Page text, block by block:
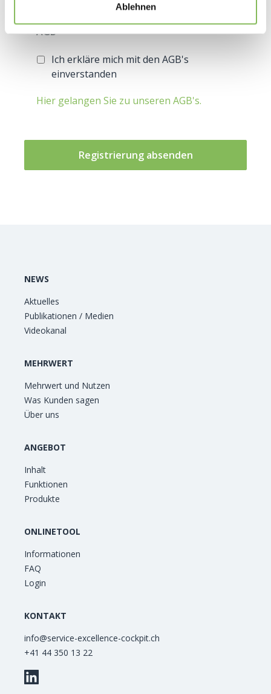
Ablehnen
AGB *
Ich erkläre mich mit den AGB's
einverstanden
Hier gelangen Sie zu unseren AGB's.
NEWS
Aktuelles
Publikationen / Medien
Videokanal
MEHRWERT
Mehrwert und Nutzen
Was Kunden sagen
Über uns
ANGEBOT
Inhalt
Funktionen
Produkte
ONLINETOOL
Informationen
FAQ
Login
KONTAKT
info@service-excellence-cockpit.ch
+41 44 350 13 22